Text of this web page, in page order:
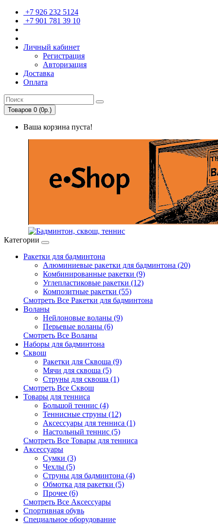
+7 926 232 5124
+7 901 781 39 10
Личный кабинет
Регистрация
Авторизация
Доставка
Оплата
Товаров 0 (0р.)
Ваша корзина пуста!
Категории
Ракетки для бадминтона
Алюминиевые ракетки для бадминтона (20)
Комбинированные ракетки (9)
Углепластиковые ракетки (12)
Композитные ракетки (55)
Смотреть Все Ракетки для бадминтона
Воланы
Нейлоновые воланы (9)
Перьевые воланы (6)
Смотреть Все Воланы
Наборы для бадминтона
Сквош
Ракетки для Сквоша (9)
Мячи для сквоша (5)
Cтруны для сквоша (1)
Смотреть Все Сквош
Товары для тенниса
Большой теннис (4)
Теннисные струны (12)
Аксессуары для тенниса (1)
Настольный теннис (5)
Смотреть Все Товары для тенниса
Аксессуары
Сумки (3)
Чехлы (5)
Струны для бадминтона (4)
Обмотка для ракетки (5)
Прочее (6)
Смотреть Все Аксессуары
Спортивная обувь
Специальное оборудование